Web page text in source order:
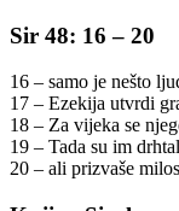
Sir 48: 16 – 20
16 – samo je nešto
17 – Ezekija utvrdi
18 – Za vijeka se
19 – Tada su im
20 – ali prizvaše